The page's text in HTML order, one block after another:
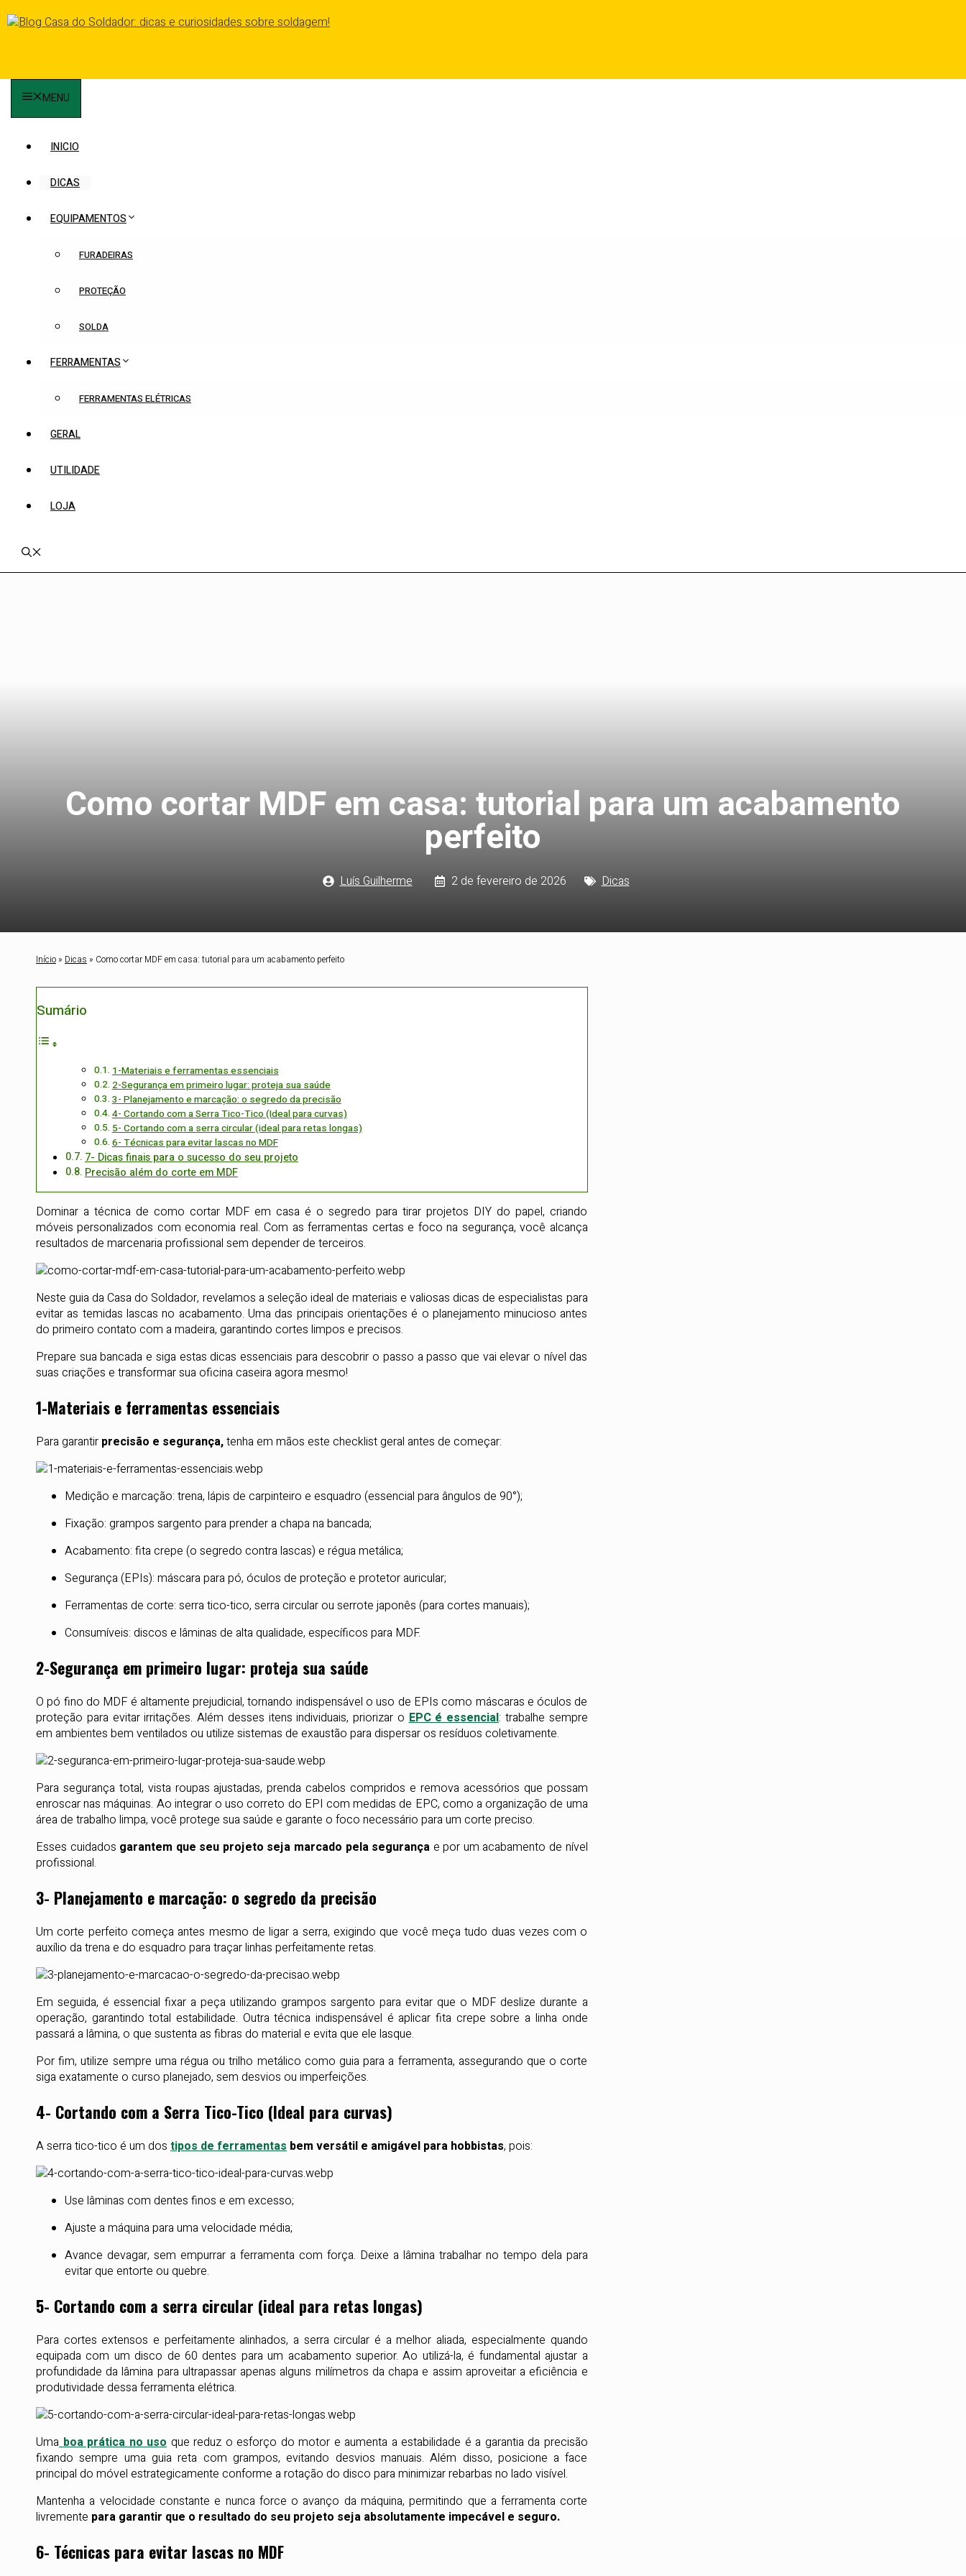
para
MENU
INICIO
DICAS
EQUIPAMENTOS
FURADEIRAS
PROTEÇÃO
SOLDA
FERRAMENTAS
FERRAMENTAS ELÉTRICAS
GERAL
UTILIDADE
LOJA
Como cortar MDF em casa: tutorial para um acabamento
perfeito
Luís Guilherme 2 de fevereiro de 2026 Dicas
Início» Dicas » Como cortar MDF em casa: tutorial para um acabamento perfeito
Sumário
1-Materiais e ferramentas essenciais
2-Segurança em primeiro lugar: proteja sua saúde
3- Planejamento e marcação: o segredo da precisão
4- Cortando com a Serra Tico-Tico (Ideal para curvas)
5- Cortando com a serra circular (ideal para retas longas)
6- Técnicas para evitar lascas no MDF
7- Dicas finais para o sucesso do seu projeto
Precisão além do corte em MDF
Dominar a técnica de como cortar MDF em casa é o segredo para tirar projetos DIY do papel, criando
móveis personalizados com economia real. Com as ferramentas certas e foco na segurança, você alcança
resultados de marcenaria profissional sem depender de terceiros.
Neste guia da Casa do Soldador, revelamos a seleção ideal de materiais e valiosas dicas de especialistas para
evitar as temidas lascas no acabamento. Uma das principais orientações é o planejamento minucioso antes
do primeiro contato com a madeira, garantindo cortes limpos e precisos.
Prepare sua bancada e siga estas dicas essenciais para descobrir o passo a passo que vai elevar o nível das
suas criações e transformar sua oficina caseira agora mesmo!
1-Materiais e ferramentas essenciais
Para garantir precisão e segurança,tenha em mãos este checklist geral antes de começar:
Medição e marcação: trena, lápis de carpinteiro e esquadro (essencial para ângulos de 90°);
Fixação: grampos sargento para prender a chapa na bancada;
Acabamento: fita crepe (o segredo contra lascas) e régua metálica;
Segurança (EPIs): máscara para pó, óculos de proteção e protetor auricular;
Ferramentas de corte: serra tico-tico, serra circular ou serrote japonês (para cortes manuais);
Consumíveis: discos e lâminas de alta qualidade, específicos para MDF.
2-Segurança em primeiro lugar: proteja sua saúde
O pó fino do MDF é altamente prejudicial, tornando indispensável o uso de EPIs como máscaras e óculos de
proteção para evitar irritações. Além desses itens individuais, priorizar oEPC é essencial: trabalhe sempre
em ambientes bem ventilados ou utilize sistemas de exaustão para dispersar os resíduos coletivamente.
Para segurança total, vista roupas ajustadas, prenda cabelos compridos e remova acessórios que possam
enroscar nas máquinas. Ao integrar o uso correto do EPI com medidas de EPC, como a organização de uma
área de trabalho limpa, você protege sua saúde e garante o foco necessário para um corte preciso.
Esses cuidados garantem que seu projeto seja marcado pela segurança e por um acabamento de nível
profissional.
3- Planejamento e marcação: o segredo da precisão
Um corte perfeito começa antes mesmo de ligar a serra, exigindo que você meça tudo duas vezes com o
auxílio da trena e do esquadro para traçar linhas perfeitamente retas.
Em seguida, é essencial fixar a peça utilizando grampos sargento para evitar que o MDF deslize durante a
operação, garantindo total estabilidade. Outra técnica indispensável é aplicar fita crepe sobre a linha onde
passará a lâmina, o que sustenta as fibras do material e evita que ele lasque.
Por fim, utilize sempre uma régua ou trilho metálico como guia para a ferramenta, assegurando que o corte
siga exatamente o curso planejado, sem desvios ou imperfeições.
4- Cortando com a Serra Tico-Tico (Ideal para curvas)
A serra tico-tico é um dos tipos de ferramentas bem versátil e amigável para hobbistas, pois:
Use lâminas com dentes finos e em excesso;
Ajuste a máquina para uma velocidade média;
Avance devagar, sem empurrar a ferramenta com força. Deixe a lâmina trabalhar no tempo dela para
evitar que entorte ou quebre.
5- Cortando com a serra circular (ideal para retas longas)
Para cortes extensos e perfeitamente alinhados, a serra circular é a melhor aliada, especialmente quando
equipada com um disco de 60 dentes para um acabamento superior. Ao utilizá-la, é fundamental ajustar a
profundidade da lâmina para ultrapassar apenas alguns milímetros da chapa e assim aproveitar a eficiência e
produtividade dessa ferramenta elétrica.
Umaboa prática no uso que reduz o esforço do motor e aumenta a estabilidade é a garantia da precisão
fixando sempre uma guia reta com grampos, evitando desvios manuais. Além disso, posicione a face
principal do móvel estrategicamente conforme a rotação do disco para minimizar rebarbas no lado visível.
Mantenha a velocidade constante e nunca force o avanço da máquina, permitindo que a ferramenta corte
livremente para garantir que o resultado do seu projeto seja absolutamente impecável e seguro.
6- Técnicas para evitar lascas no MDF